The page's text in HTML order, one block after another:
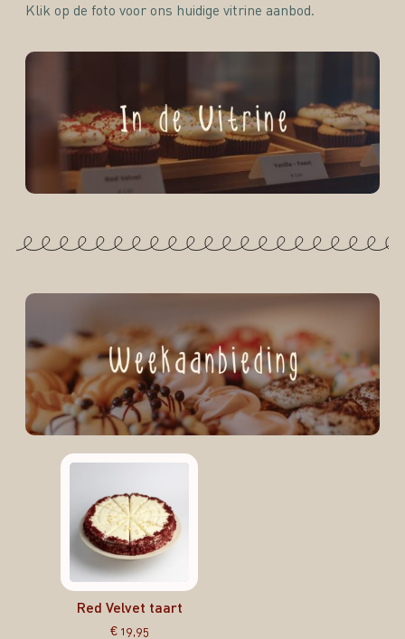
Klik op de foto voor ons huidige vitrine aanbod.
Red Velvet taart
€19,95